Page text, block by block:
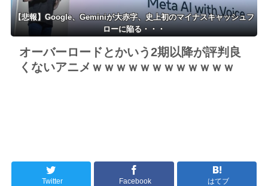
【悲報】Google、Geminiが大赤字、史上初のマイナスキャッシュフ
ローに陥る・・・
オーバーロードとかいう2期以降が評判良
くないアニメｗｗｗｗｗｗｗｗｗｗｗｗ
Twitter Facebook はてブ